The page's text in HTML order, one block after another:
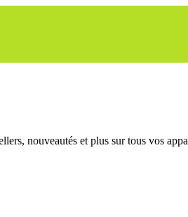
nouveautés et plus sur tous vos